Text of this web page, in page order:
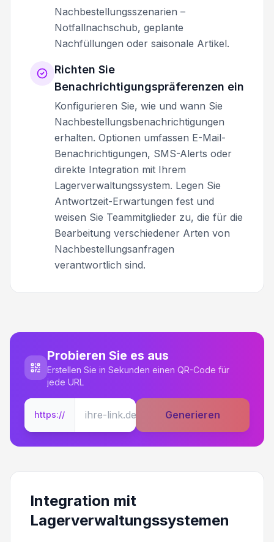
Nachbestellungsszenarien –
Notfallnachschub, geplante
Nachfüllungen oder saisonale Artikel.
Richten Sie
Benachrichtigungspräferenzen ein
Konfigurieren Sie, wie und wann Sie
Nachbestellungsbenachrichtigungen
erhalten. Optionen umfassen E-Mail-
Benachrichtigungen, SMS-Alerts oder
direkte Integration mit Ihrem
Lagerverwaltungssystem. Legen Sie
Antwortzeit-Erwartungen fest und
weisen Sie Teammitglieder zu, die für die
Bearbeitung verschiedener Arten von
Nachbestellungsanfragen
verantwortlich sind.
Probieren Sie es aus
Erstellen Sie in Sekunden einen QR-Code für
jede URL
https:// Generieren
Integration mit
Lagerverwaltungssystemen